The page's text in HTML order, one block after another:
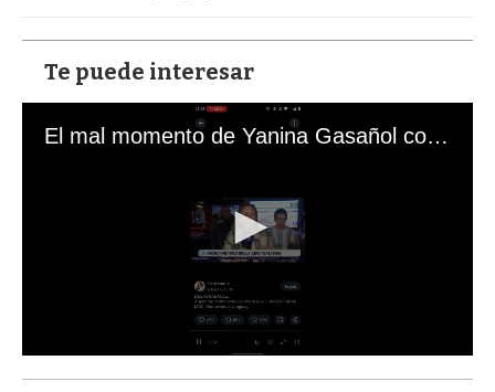
Te puede interesar
El mal momento de Yanina Gasañol con un hincha argentino en "Subrayado"
s